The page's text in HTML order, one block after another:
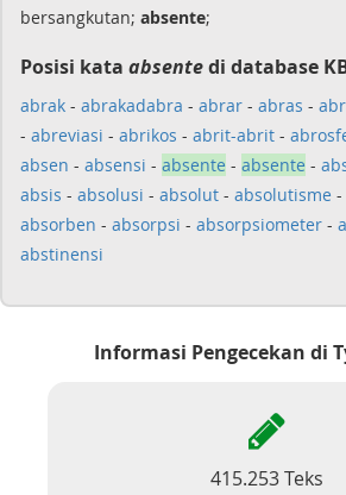
bersangkutan; absente;
Posisi kata absentedi database
abrak - abrakadabra - abrar - abras -
- abreviasi - abrikos - abrit-abrit -
absen - absensi - absente - absente -
absis - absolusi - absolut - absolutisme -
absorben - absorpsi - absorpsiometer -
abstinensi
Informasi Pengecekan di
415.253 Teks